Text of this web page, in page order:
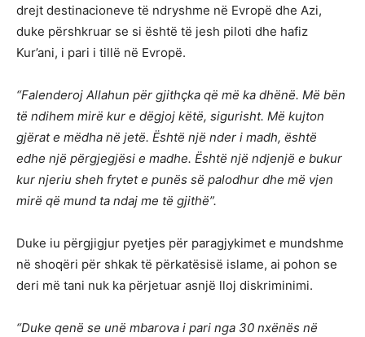
drejt destinacioneve të ndryshme në Evropë dhe Azi,
duke përshkruar se si është të jesh piloti dhe hafiz
Kur’ani, i pari i tillë në Evropë.
“Falenderoj Allahun për gjithçka që më ka dhënë. Më bën
të ndihem mirë kur e dëgjoj këtë, sigurisht. Më kujton
gjërat e mëdha në jetë. Është një nder i madh, është
edhe një përgjegjësi e madhe. Është një ndjenjë e bukur
kur njeriu sheh frytet e punës së palodhur dhe më vjen
mirë që mund ta ndaj me të gjithë”.
Duke iu përgjigjur pyetjes për paragjykimet e mundshme
në shoqëri për shkak të përkatësisë islame, ai pohon se
deri më tani nuk ka përjetuar asnjë lloj diskriminimi.
“Duke qenë se unë mbarova i pari nga 30 nxënës në